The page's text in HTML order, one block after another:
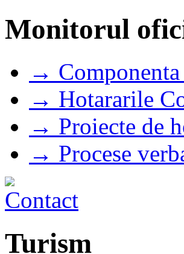
Monitorul
→
→ Hotararile
→ Proiecte de
→ Procese
Turism